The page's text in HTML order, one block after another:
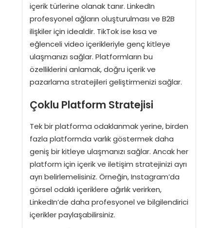
içerik türlerine olanak tanır. LinkedIn
profesyonel ağların oluşturulması ve B2B
ilişkiler için idealdir. TikTok ise kısa ve
eğlenceli video içerikleriyle genç kitleye
ulaşmanızı sağlar. Platformların bu
özelliklerini anlamak, doğru içerik ve
pazarlama stratejileri geliştirmenizi sağlar.
Çoklu Platform Stratejisi
Tek bir platforma odaklanmak yerine, birden
fazla platformda varlık göstermek daha
geniş bir kitleye ulaşmanızı sağlar. Ancak her
platform için içerik ve iletişim stratejinizi ayrı
ayrı belirlemelisiniz. Örneğin, Instagram’da
görsel odaklı içeriklere ağırlık verirken,
LinkedIn’de daha profesyonel ve bilgilendirici
içerikler paylaşabilirsiniz.